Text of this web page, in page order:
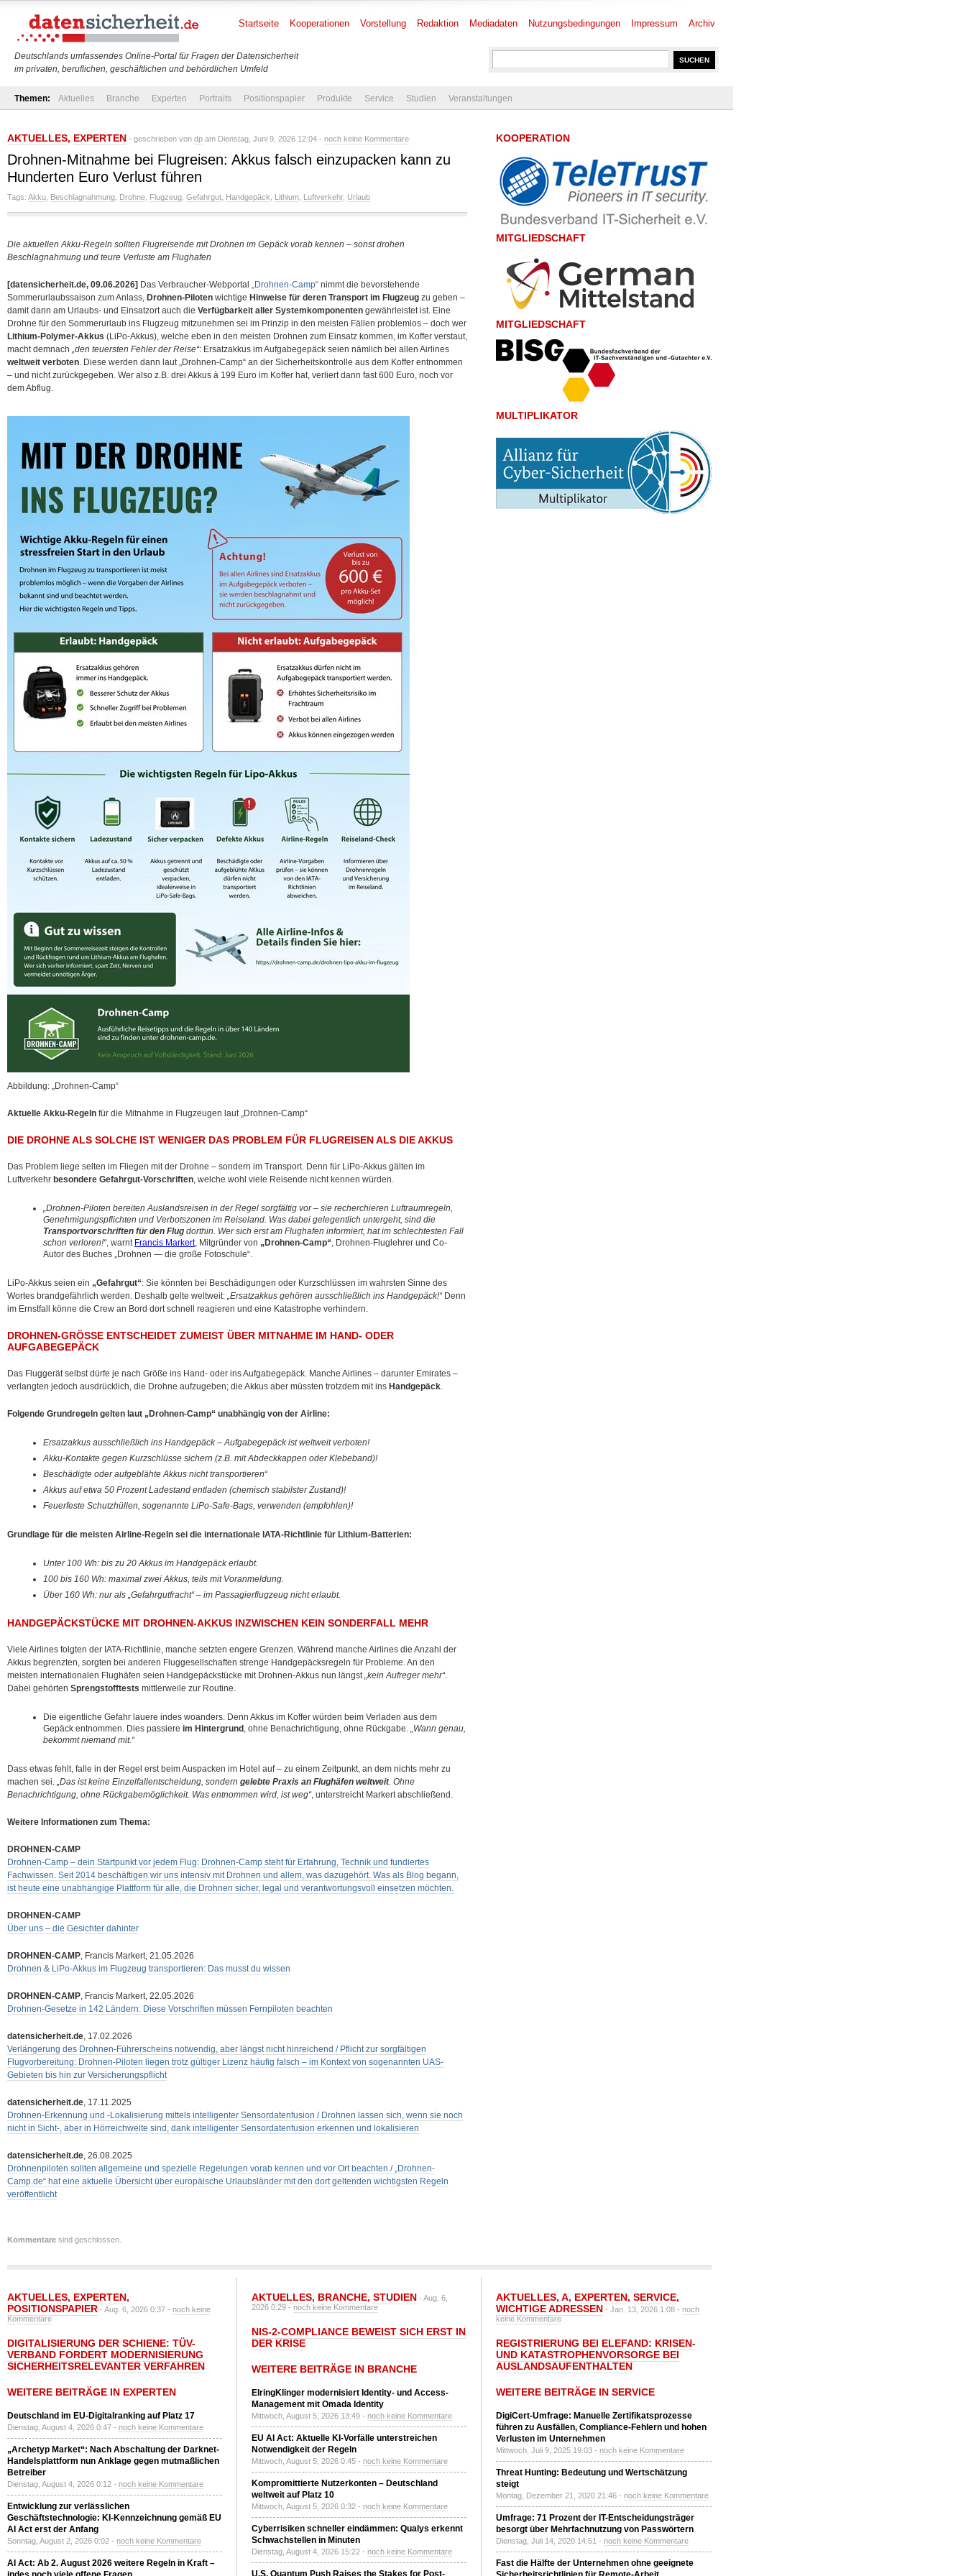
Deutschlands umfassendes Online-Portal für Fragen der Datensicherheit
im privaten, beruflichen, geschäftlichen und behördlichen Umfeld
Startseite Kooperationen Vorstellung Redaktion Mediadaten Nutzungsbedingungen Impressum Archiv
Themen: Aktuelles Branche Experten Portraits Positionspapier Produkte Service Studien Veranstaltungen
AKTUELLES, EXPERTEN - geschrieben von dp am Dienstag, Juni 9, 2026 12:04 - noch keine Kommentare
Drohnen-Mitnahme bei Flugreisen: Akkus falsch einzupacken kann zu
Hunderten Euro Verlust führen
Tags: Akku Beschlagnahmung Drohne Flugzeug Gefahrgut Handgepäck Lithium Luftverkehr, Urlaub
Die aktuellen Akku-Regeln sollten Flugreisende mit Drohnen im Gepäck vorab kennen – sonst drohen
Beschlagnahmung und teure Verluste am Flughafen
[datensicherheit.de, 09.06.2026] Das Verbraucher-Webportal „Drohnen-Camp“ nimmt die bevorstehende
Sommerurlaubssaison zum Anlass, Drohnen-Piloten wichtige Hinweise für deren Transport im Flugzeug zu geben –
damit dann am Urlaubs- und Einsatzort auch die Verfügbarkeit aller Systemkomponenten gewährleistet ist. Eine
Drohne für den Sommerurlaub ins Flugzeug mitzunehmen sei im Prinzip in den meisten Fällen problemlos – doch wer
Lithium-Polymer-Akkus (LiPo-Akkus), welche eben in den meisten Drohnen zum Einsatz kommen, im Koffer verstaut,
macht demnach „den teuersten Fehler der Reise“: Ersatzakkus im Aufgabegepäck seien nämlich bei allen Airlines
weltweit verboten. Diese werden dann laut „Drohnen-Camp“ an der Sicherheitskontrolle aus dem Koffer entnommen
– und nicht zurückgegeben. Wer also z.B. drei Akkus à 199 Euro im Koffer hat, verliert dann fast 600 Euro, noch vor
dem Abflug.
Abbildung: „Drohnen-Camp“
Aktuelle Akku-Regeln für die Mitnahme in Flugzeugen laut „Drohnen-Camp“
DIE DROHNE ALS SOLCHE IST WENIGER DAS PROBLEM FÜR FLUGREISEN ALS DIE AKKUS
Das Problem liege selten im Fliegen mit der Drohne – sondern im Transport. Denn für LiPo-Akkus gälten im
Luftverkehr besondere Gefahrgut-Vorschriften, welche wohl viele Reisende nicht kennen würden.
„Drohnen-Piloten bereiten Auslandsreisen in der Regel sorgfältig vor – sie recherchieren Luftraumregeln,
Genehmigungspflichten und Verbotszonen im Reiseland. Was dabei gelegentlich untergeht, sind die
Transportvorschriften für den Flug dorthin. Wer sich erst am Flughafen informiert, hat im schlechtesten Fall
schon verloren!“, warnt Francis Markert, Mitgründer von „Drohnen-Camp“, Drohnen-Fluglehrer und Co-
Autor des Buches „Drohnen — die große Fotoschule“.
LiPo-Akkus seien ein „Gefahrgut“: Sie könnten bei Beschädigungen oder Kurzschlüssen im wahrsten Sinne des
Wortes brandgefährlich werden. Deshalb gelte weltweit: „Ersatzakkus gehören ausschließlich ins Handgepäck!“Denn
im Ernstfall könne die Crew an Bord dort schnell reagieren und eine Katastrophe verhindern.
DROHNEN-GRÖSSE ENTSCHEIDET ZUMEIST ÜBER MITNAHME IM HAND- ODER A
UFGABEGEPÄCK
Das Fluggerät selbst dürfe je nach Größe ins Hand- oder ins Aufgabegepäck. Manche Airlines – darunter Emirates –
verlangten jedoch ausdrücklich, die Drohne aufzugeben; die Akkus aber müssten trotzdem mit ins Handgepäck.
Folgende Grundregeln gelten laut „Drohnen-Camp“ unabhängig von der Airline:
Ersatzakkus ausschließlich ins Handgepäck – Aufgabegepäck ist weltweit verboten!
Akku-Kontakte gegen Kurzschlüsse sichern (z.B. mit Abdeckkappen oder Klebeband)!
Beschädigte oder aufgeblähte Akkus nicht transportieren“
Akkus auf etwa 50 Prozent Ladestand entladen (chemisch stabilster Zustand)!
Feuerfeste Schutzhüllen, sogenannte LiPo-Safe-Bags, verwenden (empfohlen)!
Grundlage für die meisten Airline-Regeln sei die internationale IATA-Richtlinie für Lithium-Batterien:
Unter 100 Wh: bis zu 20 Akkus im Handgepäck erlaubt.
100 bis 160 Wh: maximal zwei Akkus, teils mit Voranmeldung.
Über 160 Wh: nur als „Gefahrgutfracht“ – im Passagierflugzeug nicht erlaubt.
HANDGEPÄCKSTÜCKE MIT DROHNEN-AKKUS INZWISCHEN KEIN SONDERFALL MEHR
Viele Airlines folgten der IATA-Richtlinie, manche setzten engere Grenzen. Während manche Airlines die Anzahl der
Akkus begrenzten, sorgten bei anderen Fluggesellschaften strenge Handgepäcksregeln für Probleme. An den
meisten internationalen Flughäfen seien Handgepäckstücke mit Drohnen-Akkus nun längst„kein Aufreger mehr“.
Dabei gehörten Sprengstofftests mittlerweile zur Routine.
Die eigentliche Gefahr lauere indes woanders. Denn Akkus im Koffer würden beim Verladen aus dem
Gepäck entnommen. Dies passiere im Hintergrund , ohne Benachrichtigung, ohne Rückgabe. „Wann genau,
bekommt niemand mit.“
Dass etwas fehlt, falle in der Regel erst beim Auspacken im Hotel auf – zu einem Zeitpunkt, an dem nichts mehr zu
machen sei. „Das ist keine Einzelfallentscheidung, sondern gelebte Praxis an Flughäfen weltweit. Ohne
Benachrichtigung, ohne Rückgabemöglichkeit. Was entnommen wird, ist weg“, unterstreicht Markert abschließend.
Weitere Informationen zum Thema:
DROHNEN-CAMP
Drohnen-Camp – dein Startpunkt vor jedem Flug: Drohnen-Camp steht für Erfahrung, Technik und fundiertes
Fachwissen. Seit 2014 beschäftigen wir uns intensiv mit Drohnen und allem, was dazugehört. Was als Blog begann,
ist heute eine unabhängige Plattform für alle, die Drohnen sicher, legal und verantwortungsvoll einsetzen möchten.
DROHNEN-CAMP
Über uns – die Gesichter dahinter
DROHNEN-CAMP, Francis Markert, 21.05.2026
Drohnen & LiPo-Akkus im Flugzeug transportieren: Das musst du wissen
DROHNEN-CAMP, Francis Markert, 22.05.2026
Drohnen-Gesetze in 142 Ländern: Diese Vorschriften müssen Fernpiloten beachten
datensicherheit.de, 17.02.2026
Verlängerung des Drohnen-Führerscheins notwendig, aber längst nicht hinreichend / Pflicht zur sorgfältigen
Flugvorbereitung: Drohnen-Piloten liegen trotz gültiger Lizenz häufig falsch – im Kontext von sogenannten UAS-
Gebieten bis hin zur Versicherungspflicht
datensicherheit.de, 17.11.2025
Drohnen-Erkennung und -Lokalisierung mittels intelligenter Sensordatenfusion / Drohnen lassen sich, wenn sie noch
nicht in Sicht-, aber in Hörreichweite sind, dank intelligenter Sensordatenfusion erkennen und lokalisieren
datensicherheit.de, 26.08.2025
Drohnenpiloten sollten allgemeine und spezielle Regelungen vorab kennen und vor Ort beachten / „Drohnen-
Camp.de“ hat eine aktuelle Übersicht über europäische Urlaubsländer mit den dort geltenden wichtigsten Regeln
veröffentlicht
Kommentare sind geschlossen.
KOOPERATION
MITGLIEDSCHAFT
MITGLIEDSCHAFT
MULTIPLIKATOR
AKTUELLES, EXPERTEN,
POSITIONSPAPIER - Aug. 6, 2026 0:37 - noch keine
Kommentare
DIGITALISIERUNG DER SCHIENE: TÜV-
VERBAND FORDERT MODERNISIERUNG
SICHERHEITSRELEVANTER VERFAHREN
WEITERE BEITRÄGE IN EXPERTEN
Deutschland im EU-Digitalranking auf Platz 17
Dienstag, August 4, 2026 0:47 - noch keine Kommentare
„Archetyp Market“: Nach Abschaltung der Darknet-
Handelsplattform nun Anklage gegen mutmaßlichen
Betreiber
Dienstag, August 4, 2026 0:12 - noch keine Kommentare
Entwicklung zur verlässlichen
Geschäftstechnologie: KI-Kennzeichnung gemäß EU
AI Act erst der Anfang
Sonntag, August 2, 2026 0:02 - noch keine Kommentare
AI Act: Ab 2. August 2026 weitere Regeln in Kraft –
AKTUELLES, BRANCHE, STUDIEN - Aug. 6,
2026 0:29 -noch keine Kommentare
NIS-2-COMPLIANCE BEWEIST SICH ERST IN
DER KRISE
WEITERE BEITRÄGE IN BRANCHE
ElringKlinger modernisiert Identity- und Access-
Management mit Omada Identity
Mittwoch, August 5, 2026 13:49 - noch keine Kommentare
EU AI Act: Aktuelle KI-Vorfälle unterstreichen
Notwendigkeit der Regeln
Mittwoch, August 5, 2026 0:45 - noch keine Kommentare
Kompromittierte Nutzerkonten – Deutschland
weltweit auf Platz 10
Mittwoch, August 5, 2026 0:32 - noch keine Kommentare
Cyberrisiken schneller eindämmen: Qualys erkennt
Schwachstellen in Minuten
Dienstag, August 4, 2026 15:22 - noch keine Kommentare
U.S. Quantum Push Raises the Stakes for Post-
AKTUELLES, A, EXPERTEN, SERVICE,
WICHTIGE ADRESSEN - Jan. 13, 2026 1:08 - noch
keine Kommentare
REGISTRIERUNG BEI ELEFAND: KRISEN-
UND KATASTROPHENVORSORGE BEI
AUSLANDSAUFENTHALTEN
WEITERE BEITRÄGE IN SERVICE
DigiCert-Umfrage: Manuelle Zertifikatsprozesse
führen zu Ausfällen, Compliance-Fehlern und hohen
Verlusten im Unternehmen
Mittwoch, Juli 9, 2025 19:03 - noch keine Kommentare
Threat Hunting: Bedeutung und Wertschätzung
steigt
Montag, Dezember 21, 2020 21:46 - noch keine Kommentare
Umfrage: 71 Prozent der IT-Entscheidungsträger
besorgt über Mehrfachnutzung von Passwörtern
Dienstag, Juli 14, 2020 14:51 - noch keine Kommentare
Fast die Hälfte der Unternehmen ohne geeignete